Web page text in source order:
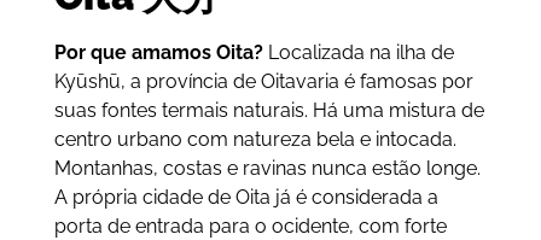
Por que amamos Oita? Localizada na ilha de
Kyūshū, a província de Oitavaria é famosas por
suas fontes termais naturais. Há uma mistura de
centro urbano com natureza bela e intocada.
Montanhas, costas e ravinas nunca estão longe.
A própria cidade de Oita já é considerada a
porta de entrada para o ocidente, com forte